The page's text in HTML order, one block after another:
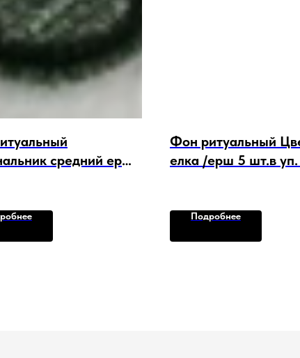
средний ерш
Фон ритуальный
елка /ерш 5 шт.в уп.
Подробнее